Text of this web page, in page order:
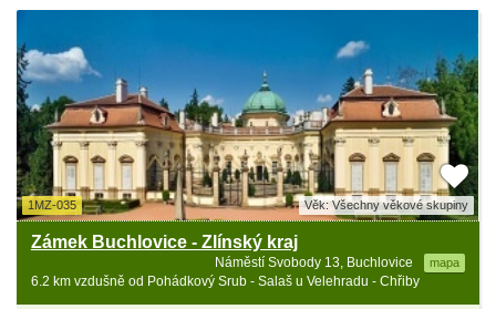
1MZ-035 Věk: Všechny věkové skupiny
Zámek Buchlovice - Zlínský kraj
Náměstí Svobody 13, Buchlovice mapa
6.2 km vzdušně od Pohádkový Srub - Salaš u Velehradu - Chřiby